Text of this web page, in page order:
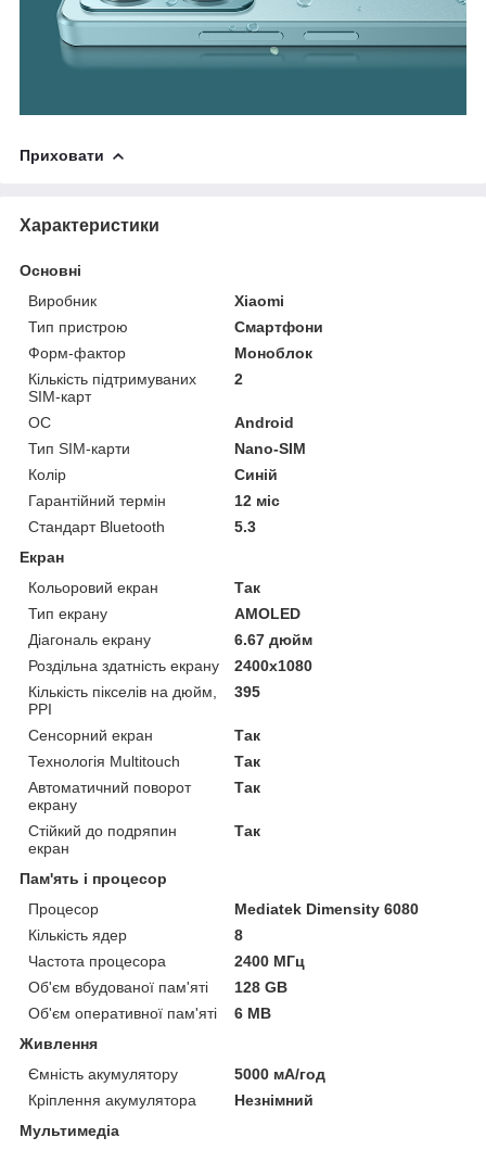
Приховати
Характеристики
Основні
Виробник
Xiaomi
Тип пристрою
Смартфони
Форм-фактор
Моноблок
Кількість підтримуваних
SIM-карт
2
ОС
Android
Тип SIM-карти
Nano-SIM
Колір
Синій
Гарантійний термін
12 міс
Стандарт Bluetooth
5.3
Екран
Кольоровий екран
Так
Тип екрану
AMOLED
Діагональ екрану
6.67 дюйм
Роздільна здатність екрану
2400x1080
Кількість пікселів на дюйм,
PPI
395
Сенсорний екран
Так
Технологія Multitouch
Так
Автоматичний поворот
екрану
Так
Стійкий до подряпин
екран
Так
Пам'ять і процесор
Процесор
Mediatek Dimensity 6080
Кількість ядер
8
Частота процесора
2400 МГц
Об'єм вбудованої пам'яті
128 GB
Об'єм оперативної пам'яті
6 MB
Живлення
Ємність акумулятору
5000 мА/год
Кріплення акумулятора
Незнімний
Мультимедіа